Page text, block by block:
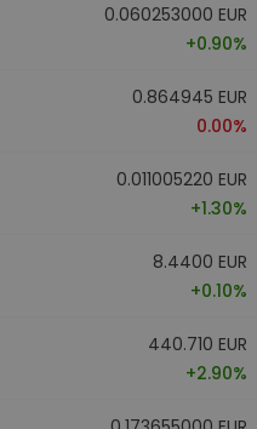
0.060253000 EUR
+0.90%
0.864945 EUR
0.00%
0.011005220 EUR
+1.30%
8.4400 EUR
+0.10%
440.710 EUR
+2.90%